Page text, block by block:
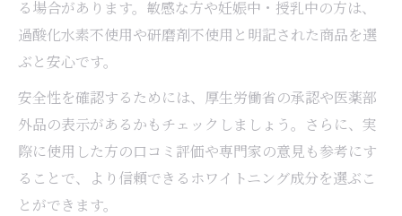
る場合があります。敏感な方や妊娠中・授乳中の方は、
過酸化水素不使用や研磨剤不使用と明記された商品を選
ぶと安心です。
安全性を確認するためには、厚生労働省の承認や医薬部
外品の表示があるかもチェックしましょう。さらに、実
際に使用した方の口コミ評価や専門家の意見も参考にす
ることで、より信頼できるホワイトニング成分を選ぶこ
とができます。